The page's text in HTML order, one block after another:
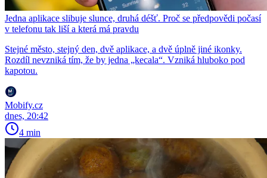
Jedna aplikace slibuje slunce, druhá déšť. Proč se předpovědi počasí
v telefonu tak liší a která má pravdu
Stejné město, stejný den, dvě aplikace, a dvě úplně jiné ikonky.
Rozdíl nevzniká tím, že by jedna „kecala“. Vzniká hluboko pod
kapotou.
Mobify.cz
dnes, 20:42
4 min